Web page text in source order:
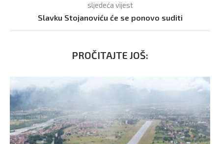
sljedeća vijest
Slavku Stojanoviću će se ponovo suditi
PROČITAJTE JOŠ: